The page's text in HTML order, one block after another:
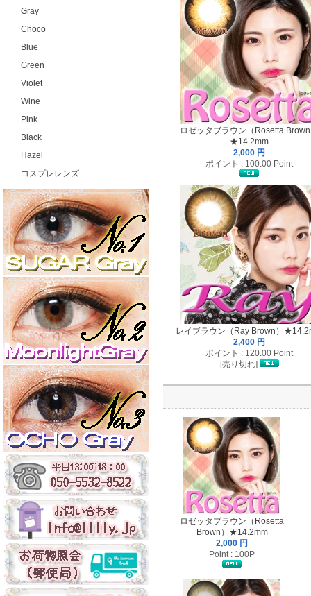
Gray
Choco
Blue
Green
Violet
Wine
Pink
Black
Hazel
コスプレレンズ
ロゼッタブラウン（Rosetta
★14.2mm
2,000 円
ポイント : 100.00 Point
レイブラウン（Ray Brown）
2,400 円
ポイント : 120.00 Point
[売り切れ]
ロゼッタブラウン（Rosetta
Brown）★14.2mm
2,000 円
Point : 100P